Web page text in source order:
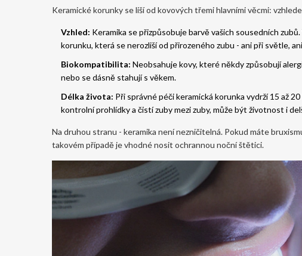
Keramické korunky se liší od kovových třemi hlavními věcmi:
Vzhled: Keramika se přizpůsobuje barvě vašich sousedních
korunku, která se nerozliší od přirozeného zubu - ani při světle,
Biokompatibilita: Neobsahuje kovy, které někdy způsobují
nebo se dásně stahují s věkem.
Délka života: Při správné péči keramická korunka vydrží 15 až
kontrolní prohlídky a čistí zuby mezi zuby, může být životnost i
Na druhou stranu - keramika není nezničitelná. Pokud máte
takovém případě je vhodné nosit ochrannou noční štětici.